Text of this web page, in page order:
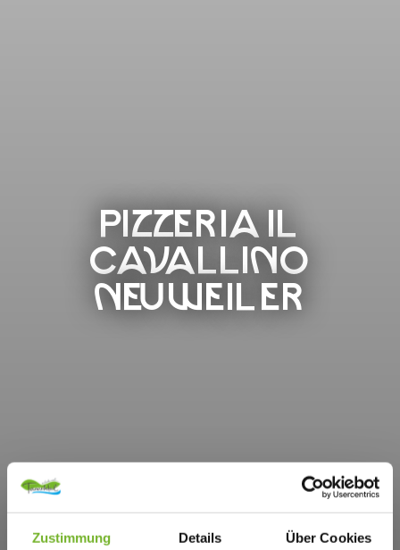
Zustimmung Details Über Cookies
PIZZERIA IL
CAVALLINO
NEUWEILER